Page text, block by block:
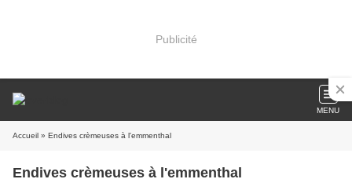
Publicité
MENU
Accueil » Endives crèmeuses à l'emmenthal
Endives crèmeuses à l'emmenthal